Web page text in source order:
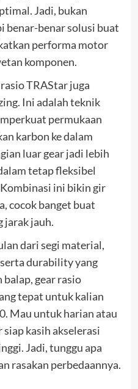
Jadi, bukan
benar-benar solusi buat
performa motor
komponen.
TRAStar juga
Ini adalah teknik
permukaan
karbon ke dalam
luar gear jadi lebih
tetap fleksibel
ini bikin gir
cocok banget buat
jarak jauh.
dari segi material,
durability yang
gear rasio
tepat untuk kalian
Mau untuk harian atau
kasih akselerasi
Jadi, tunggu apa
rasakan perbedaannya.